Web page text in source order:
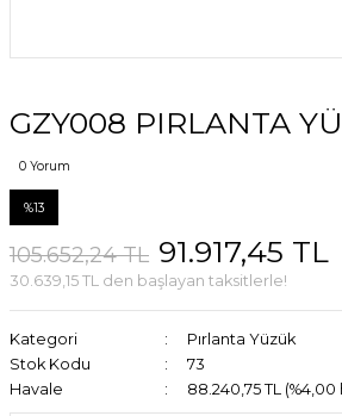
GZY008 PIRLANTA
0 Yorum
%13
105.652,24 TL 91.917,45 TL
30.639,15 TL den başlayan taksitlerle!
Kategori
Pırlanta Yüzük
Stok Kodu
73
Havale
88.240,75 TL